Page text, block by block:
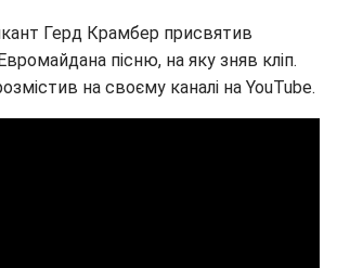
Герд Крамбер присвятив
пісню, на яку зняв кліп.
на своєму каналі на YouTube.